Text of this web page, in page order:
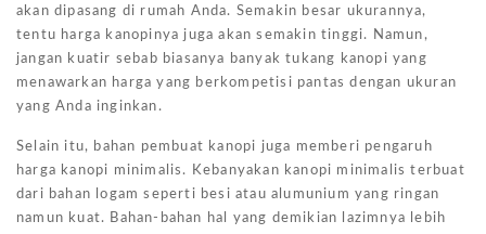
akan dipasang di rumah Anda. Semakin besar ukurannya,
tentu harga kanopinya juga akan semakin tinggi. Namun,
jangan kuatir sebab biasanya banyak tukang kanopi yang
menawarkan harga yang berkompetisi pantas dengan ukuran
yang Anda inginkan.
Selain itu, bahan pembuat kanopi juga memberi pengaruh
harga kanopi minimalis. Kebanyakan kanopi minimalis terbuat
dari bahan logam seperti besi atau alumunium yang ringan
namun kuat. Bahan-bahan hal yang demikian lazimnya lebih